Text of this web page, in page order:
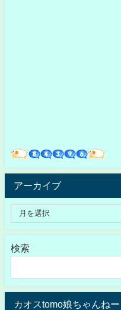
アーカイブ
検索
カオスtomo娘ちゃんね